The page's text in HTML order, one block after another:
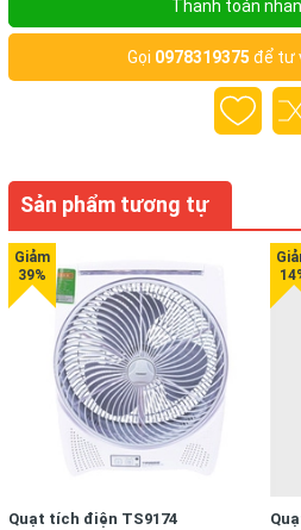
Thanh toán
Gọi 0978319375 để tư
Sản phẩm tương tự
Quạt tích điện TS9174